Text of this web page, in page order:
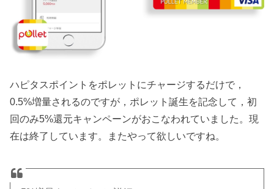
ハピタスポイントをポレットにチャージするだけで，
0.5%増量されるのですが，ポレット誕生を記念して，初
回のみ5%還元キャンペーンがおこなわれていました。現
在は終了しています。またやって欲しいですね。